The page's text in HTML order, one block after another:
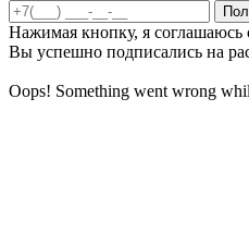
Нажимая кнопку, я соглашаюсь
Вы успешно подписались на
Oops! Something went wrong